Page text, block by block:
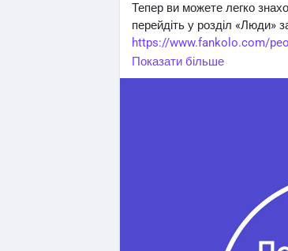
Тепер ви можете легко
перейдіть у розділ «Люди»
https://www.fankolo.com/
країну, область або місто.
перевірити правильність
Це допоможе вашим друзям
#оновлення
Показати більше